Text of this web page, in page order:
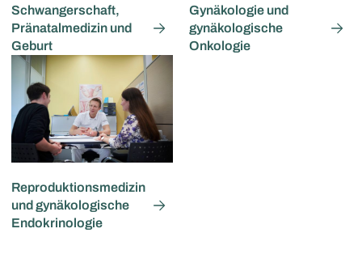
Schwangerschaft,
Pränatalmedizin und
Geburt
Gynäkologie und
gynäkologische
Onkologie
Reproduktionsmedizin
und gynäkologische
Endokrinologie